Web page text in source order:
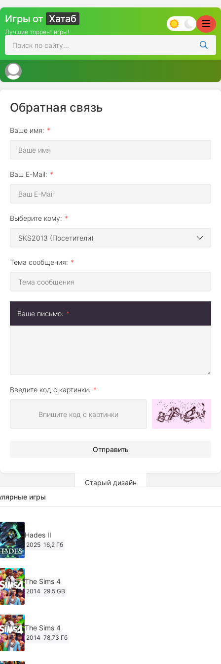
Игры от Хатаб
Лучшие торрент игры!
Обратная связь
Ваше имя:
Ваш E-Mail:
Выберите кому:
Тема сообщения:
Ваше письмо:
Введите код с картинки:
Отправить
Старый дизайн
игры
Hades II
2025 16,2 Гб
The Sims 4
2014 29.5 GB
The Sims 4
2014 78,73 Гб